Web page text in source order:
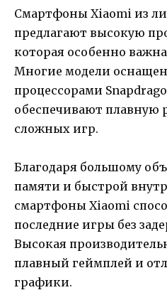
Смартфоны Xiaomi из
предлагают высокую
которая особенно
Многие модели
процессорами
обеспечивают плавную
сложных игр.
Благодаря большому
памяти и быстрой
смартфоны Xiaomi
последние игры без
Высокая
плавный геймплей и
графики.